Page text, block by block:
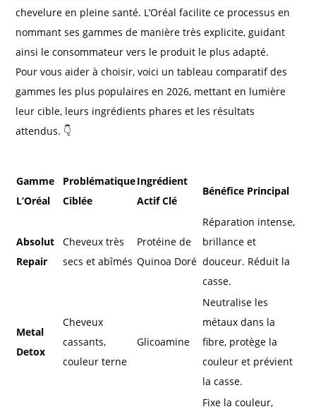
chevelure en pleine santé. L’Oréal facilite ce processus en
nommant ses gammes de manière très explicite, guidant
ainsi le consommateur vers le produit le plus adapté.
Pour vous aider à choisir, voici un tableau comparatif des
gammes les plus populaires en 2026, mettant en lumière
leur cible, leurs ingrédients phares et les résultats
attendus. 👇
Gamme
L’Oréal
Problématique
Ciblée
Ingrédient
Actif Clé
Bénéfice Principal
Absolut
Repair
Cheveux très
secs et abîmés
Protéine de
Quinoa Doré
Réparation intense,
brillance et
douceur. Réduit la
casse.
Metal
Detox
Cheveux
cassants,
couleur terne
Glicoamine
Neutralise les
métaux dans la
fibre, protège la
couleur et prévient
la casse.
Fixe la couleur,